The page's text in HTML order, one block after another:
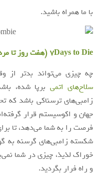
با ما همراه باشید.
7Days to Die (هفت روز تا مردن)
چه چیزی می‌تواند بدتر از
سلاح‌های اتمی برپا شده،
زامبی‌های ترسناکی باشد که
فرصت را به شما می‌دهد، تا
شکسته زامبی‌های گرسنه به
خوراک لذیذ، چیزی در شما
و راه فرار بگردید.